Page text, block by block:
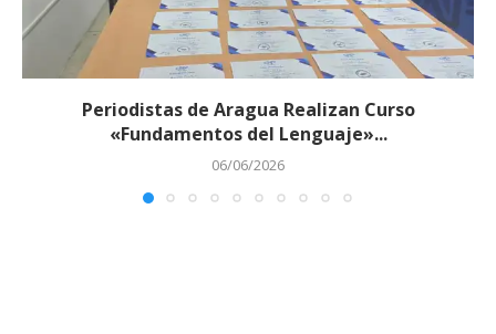
Periodistas de Aragua Realizan Curso
«Fundamentos del Lenguaje»...
06/06/2026